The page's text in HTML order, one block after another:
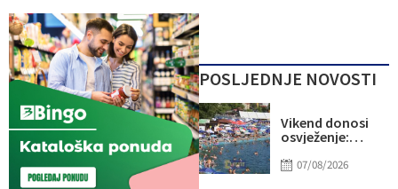
POSLJEDNJE NOVOSTI
Vikend donosi
osvježenje:
stiže novi
07/08/2026